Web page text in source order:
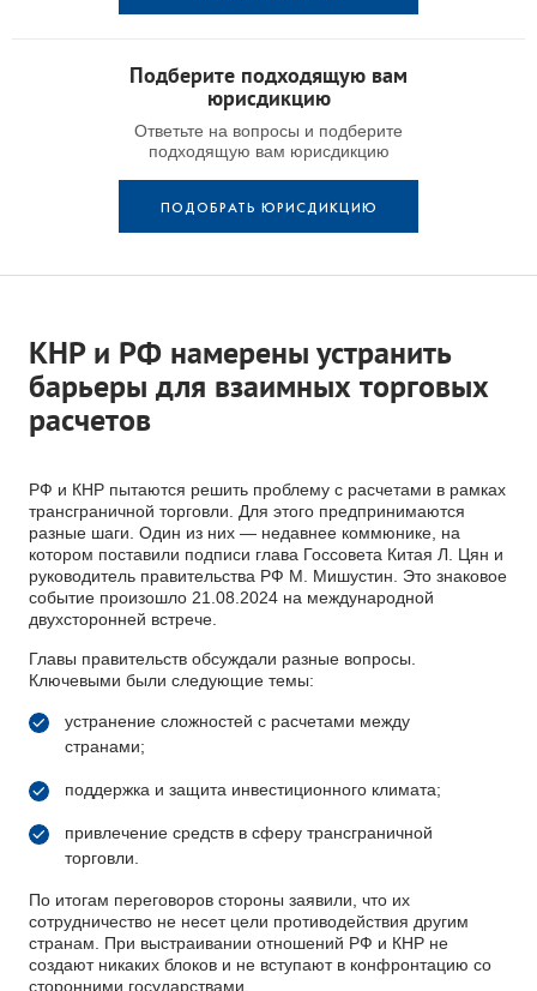
Подберите подходящую вам
юрисдикцию
Ответьте на вопросы и подберите
подходящую вам юрисдикцию
ПОДОБРАТЬ ЮРИСДИКЦИЮ
КНР и РФ намерены устранить
барьеры для взаимных торговых
расчетов
РФ и КНР пытаются решить проблему с расчетами в рамках
трансграничной торговли. Для этого предпринимаются
разные шаги. Один из них — недавнее коммюнике, на
котором поставили подписи глава Госсовета Китая Л. Цян и
руководитель правительства РФ М. Мишустин. Это знаковое
событие произошло 21.08.2024 на международной
двухсторонней встрече.
Главы правительств обсуждали разные вопросы.
Ключевыми были следующие темы:
устранение сложностей с расчетами между
странами;
поддержка и защита инвестиционного климата;
привлечение средств в сферу трансграничной
торговли.
По итогам переговоров стороны заявили, что их
сотрудничество не несет цели противодействия другим
странам. При выстраивании отношений РФ и КНР не
создают никаких блоков и не вступают в конфронтацию со
сторонними государствами.